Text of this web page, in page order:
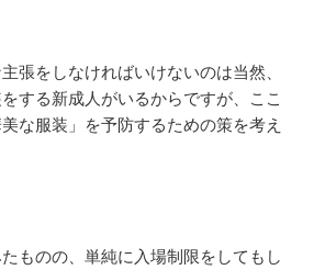
張をしなければいけないのは当然、
する新成人がいるからですが、ここ
な服装」を予防するための策を考え
ものの、単純に入場制限をしてもし